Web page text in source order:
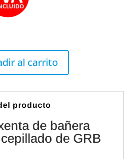
al carrito
producto
de bañera
de GRB